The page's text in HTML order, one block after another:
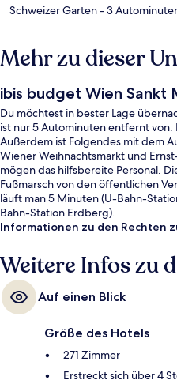
Schweizer Garten- 3
Mehr zu dieser
ibis budget Wien Sankt
Du möchtest in bester Lage
ist nur 5 Autominuten entfernt von:
Außerdem ist Folgendes mit dem
Wiener Weihnachtsmarkt und
mögen das hilfsbereite Personal.
Fußmarsch von den öffentlichen
läuft man 5 Minuten (U-Bahn-
Bahn-Station Erdberg).
Informationen zu den Rechten
Weitere Infos zu
Auf einen Blick
Größe des Hotels
271 Zimmer
Erstreckt sich über 4